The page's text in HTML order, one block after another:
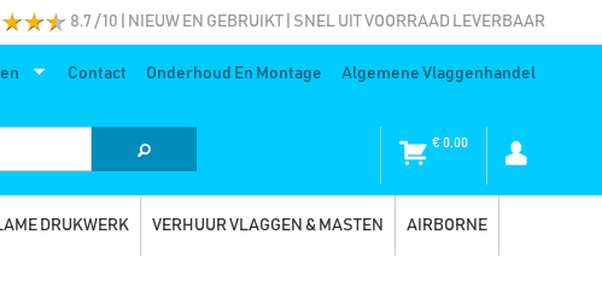
8.7 / 10 | NIEUW EN GEBRUIKT | SNEL UIT VOORRAAD LEVERBAAR
Contact Onderhoud En Montage Algemene Vlaggenhandel
€0,00
DRUKWERK VERHUUR VLAGGEN & MASTEN AIRBORNE